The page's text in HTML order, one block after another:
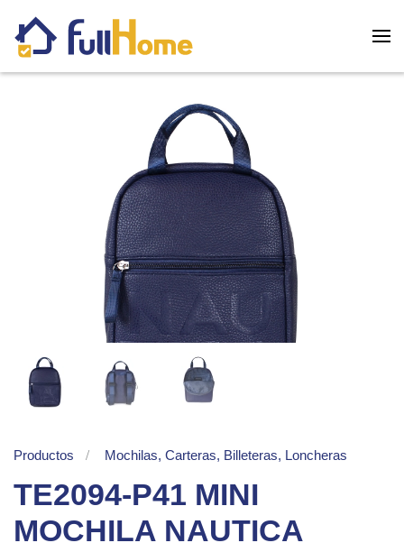
Skip to main content
Productos Mochilas, Carteras, Billeteras, Loncheras
TE2094-P41 MINI
MOCHILA NAUTICA